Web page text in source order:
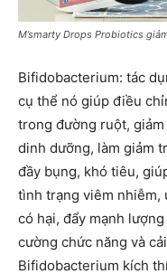
M’smarty Drops Probiotics
Bifidobacterium: tác
cụ thể nó giúp điều
trong đường ruột,
dinh dưỡng, làm giảm
đầy bụng, khó tiêu,
tình trạng viêm nhiễm,
có hại, đẩy mạnh
cường chức năng và
Bifidobacterium kích